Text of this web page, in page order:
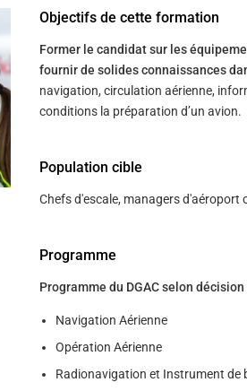
Objectifs de cette formation
Former le candidat sur les
fournir de solides connaissances
navigation, circulation aérienne,
conditions la préparation d’un avion.
Population cible
Chefs d'escale, managers d'aéroport
Programme
Programme du DGAC selon
Navigation Aérienne
Opération Aérienne
Radionavigation et Instrument de